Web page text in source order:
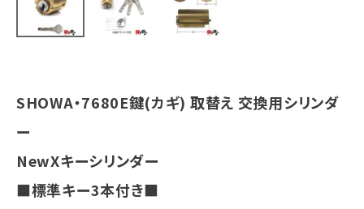
INFORMATION
person 会員登録
SHOWA・7680E鍵(カギ) 取替え 交換用シリンダ
ー
NewXキーシリンダー
■標準キー3本付き■